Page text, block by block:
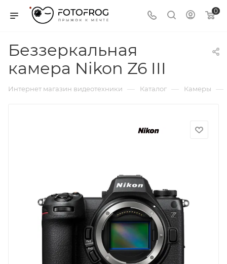
0
Беззеркальная
камера Nikon Z6 III
Интернет магазин видеотехники — Каталог — Камеры —